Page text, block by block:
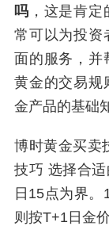
吗 ，这是肯
常可以为投资
面的服务，并
黄金的交易规
金产品的基础
博时黄金买卖
技巧 选择合
日15点为界
则按T+1日金